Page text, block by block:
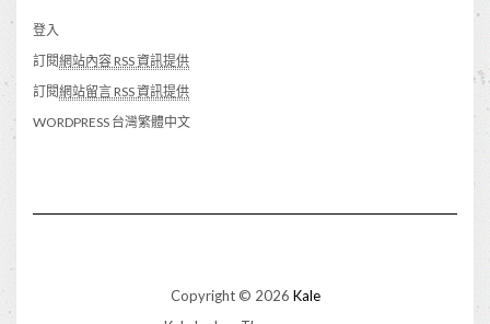
擇
登入
訂閱網站內容 RSS 資訊提供
訂閱網站留言 RSS 資訊提供
WORDPRESS 台灣繁體中文
Copyright © 2026 Kale